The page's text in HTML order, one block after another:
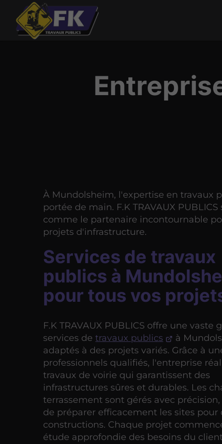
À Mundolsheim, l'expertise en travaux
portée de main. F.K TRAVAUX
comme le partenaire incontournable
projets d'infrastructure.
Services de travaux
publics à
pour tous vos
F.K TRAVAUX PUBLICS offre une vaste
services detravaux publics
à
adaptés à des projets variés. Grâce à
professionnels qualifiés, l'entreprise
travaux de voirie qui garantissent des
infrastructures sûres et durables. Les
terrassement sont gérés avec
de préparer efficacement les sites pour
constructions. Chaque projet
étude approfondie des besoins du